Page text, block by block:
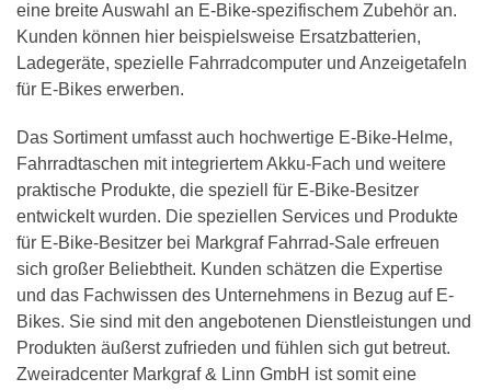
eine breite Auswahl an E-Bike-spezifischem Zubehör an.
Kunden können hier beispielsweise Ersatzbatterien,
Ladegeräte, spezielle Fahrradcomputer und Anzeigetafeln
für E-Bikes erwerben.
Das Sortiment umfasst auch hochwertige E-Bike-Helme,
Fahrradtaschen mit integriertem Akku-Fach und weitere
praktische Produkte, die speziell für E-Bike-Besitzer
entwickelt wurden. Die speziellen Services und Produkte
für E-Bike-Besitzer bei Markgraf Fahrrad-Sale erfreuen
sich großer Beliebtheit. Kunden schätzen die Expertise
und das Fachwissen des Unternehmens in Bezug auf E-
Bikes. Sie sind mit den angebotenen Dienstleistungen und
Produkten äußerst zufrieden und fühlen sich gut betreut.
Zweiradcenter Markgraf & Linn GmbH ist somit eine